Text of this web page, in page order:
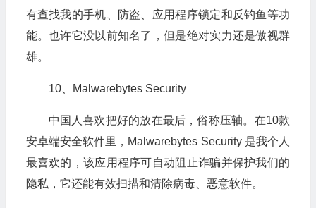
有查找我的手机、防盗、应用程序锁定和反钓鱼等功
能。也许它没以前知名了，但是绝对实力还是傲视群
雄。
10、Malwarebytes Security
中国人喜欢把好的放在最后，俗称压轴。在10款
安卓端安全软件里，Malwarebytes Security 是我个人
最喜欢的，该应用程序可自动阻止诈骗并保护我们的
隐私，它还能有效扫描和清除病毒、恶意软件。